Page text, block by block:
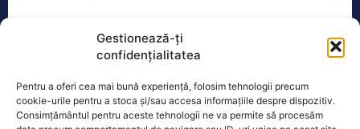
Gestionează-ți
confidențialitatea
Pentru a oferi cea mai bună experiență, folosim tehnologii precum
cookie-urile pentru a stoca și/sau accesa informațiile despre dispozitiv.
Consimțământul pentru aceste tehnologii ne va permite să procesăm
Padina Buzău -…
O dronă a fost doborâtă vineri dimineață de un avion
F‑16 al Forțelor Aeriene Române, în zona Padina, în
județul [...]